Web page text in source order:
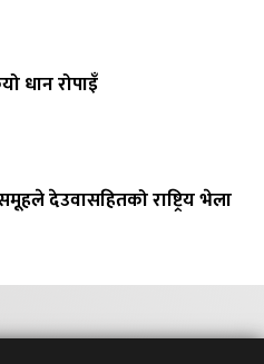
धान रोपाइँ
देउवासहितको राष्ट्रिय भेला